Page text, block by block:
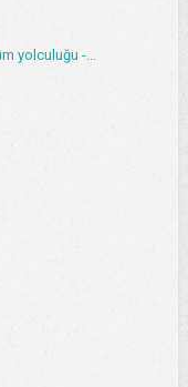
yolculuğu -...